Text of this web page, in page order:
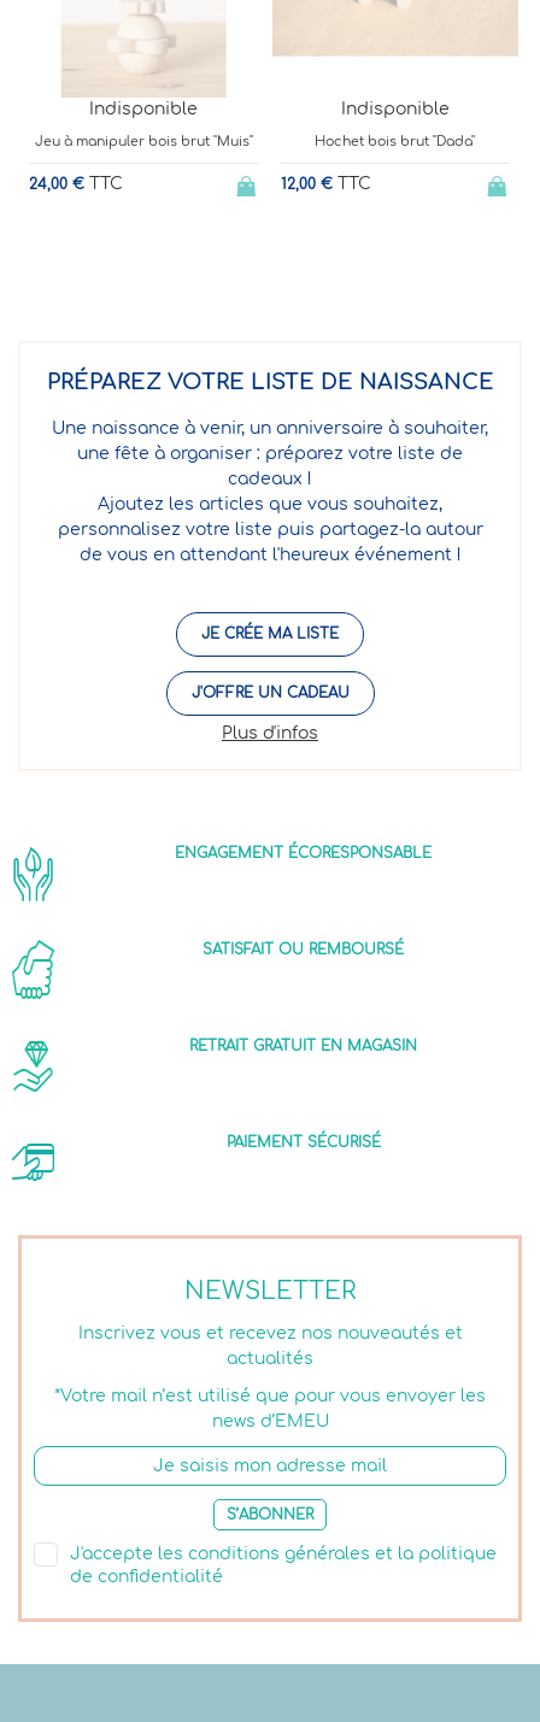
brut "Muis"
Indisponible
Hochet bois brut "Dada"
12,00 €
Indisponible
Balle sensorielle en
PRÉPAREZ VOTRE LISTE DE NAISSANCE
Une naissance à venir, un anniversaire à souhaiter,
une fête à organiser : préparez votre liste de
cadeaux !
Ajoutez les articles que vous souhaitez,
personnalisez votre liste puis partagez-la autour
de vous en attendant l'heureux événement !
JE CRÉE MA LISTE
J'OFFRE UN CADEAU
Plus d'infos
NEWSLETTER
Inscrivez vous et recevez nos nouveautés et
actualités
*Votre mail n’est utilisé que pour vous envoyer les
news d’EMEU
S’ABONNER
J'accepte les conditions générales et la politique
de confidentialité
ENGAGEMENT ÉCORESPONSABLE
SATISFAIT OU REMBOURSÉ
RETRAIT GRATUIT EN MAGASIN
PAIEMENT SÉCURISÉ